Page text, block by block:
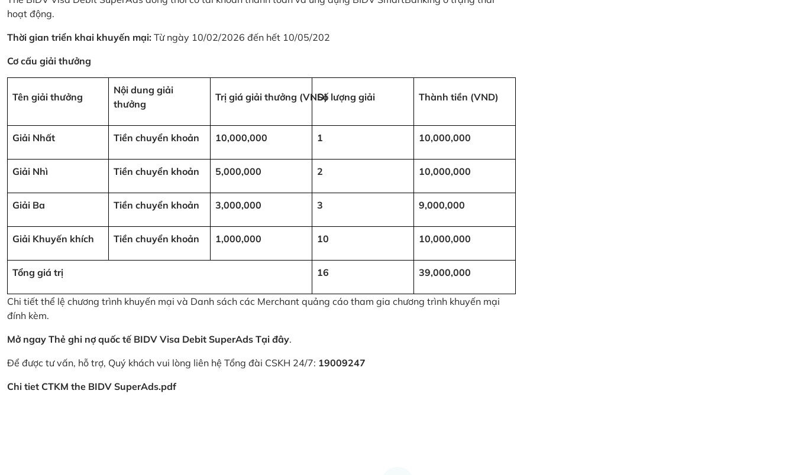
hoạt động.
Thời gian triển khai khuyến mại: Từ ngày 10/02/2026 đến hết 10/05/202
Cơ cấu giải thưởng
Tên giải thưởng
Nội dung giải
thưởng
Trị giá giải thưởng (VND)Số lượng giải Thành tiền (VND)
Giải Nhất Tiền chuyển khoản 10,000,000 1 10,000,000
Giải Nhì Tiền chuyển khoản 5,000,000 2 10,000,000
Giải Ba Tiền chuyển khoản 3,000,000 3 9,000,000
Giải Khuyến khích Tiền chuyển khoản 1,000,000 10 10,000,000
Tổng giá trị 16 39,000,000
Chi tiết thể lệ chương trình khuyến mại và Danh sách các Merchant quảng cáo tham gia chương trình khuyến mại
đính kèm.
Mở ngay Thẻ ghi nợ quốc tế BIDV Visa Debit SuperAds Tại đây.
Để được tư vấn, hỗ trợ, Quý khách vui lòng liên hệ Tổng đài CSKH 24/7: 19009247
Chi tiet CTKM the BIDV SuperAds.pdf